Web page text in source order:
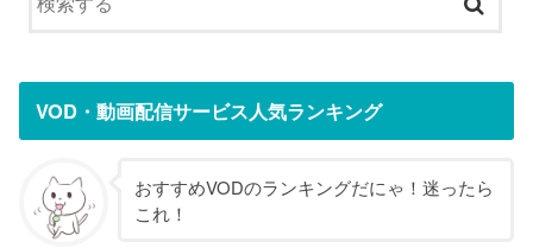
VOD・動画配信サービス人気ランキング
おすすめVODのランキングだにゃ！迷ったら
これ！